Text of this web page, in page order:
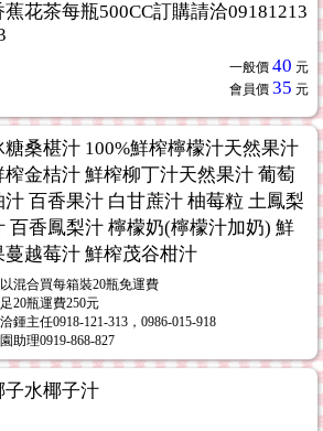
蕉花茶每瓶500CC訂購請洽09181213
一般價 40 元
會員價 35 元
糖桑椹汁 100%鮮榨檸檬汁天然果汁
榨金桔汁 鮮榨柳丁汁天然果汁 葡萄
汁 百香果汁 白甘蔗汁 柚莓粒 土鳳梨
百香鳳梨汁 檸檬奶(檸檬汁加奶) 鮮
蔓越莓汁 鮮榨茂谷柑汁
混合買每箱裝20瓶免運費
20瓶運費250元
鍾主任0918-121-313，0986-015-918
助理0919-868-827
子水椰子汁